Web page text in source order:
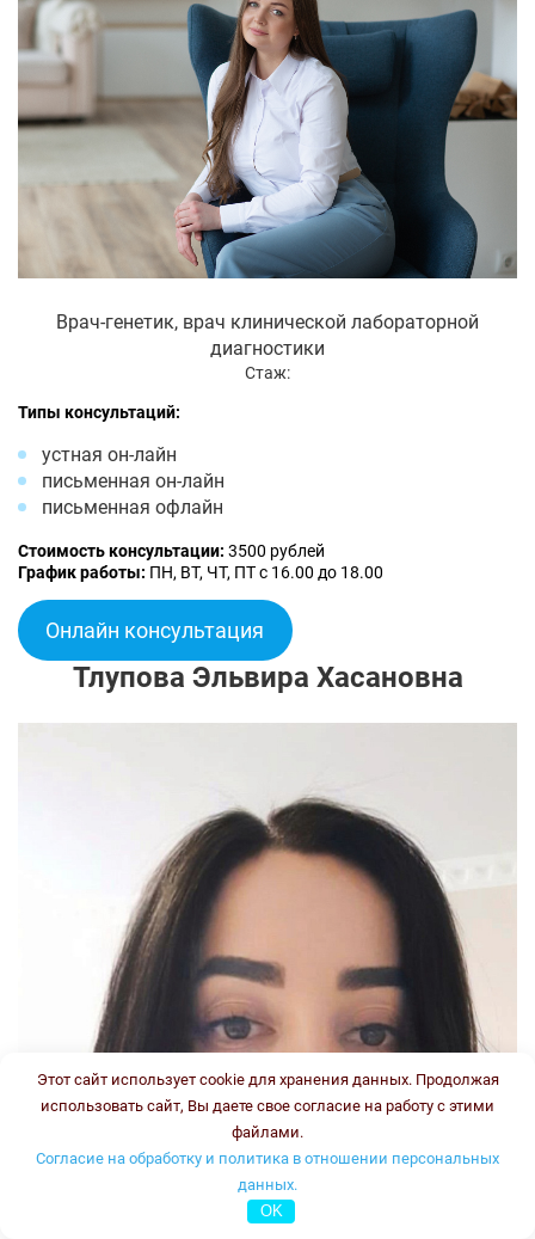
Врач-генетик, врач клинической лабораторной
диагностики
Стаж:
Типы консультаций:
устная он-лайн
письменная он-лайн
письменная офлайн
Стоимость консультации: 3500 рублей
График работы: ПН, ВТ, ЧТ, ПТ с 16.00 до 18.00
Онлайн консультация
Тлупова Эльвира Хасановна
Этот сайт использует cookie для хранения данных. Продолжая
использовать сайт, Вы даете свое согласие на работу с этими
файлами.
Согласие на обработку и политика в отношении персональных
данных.
OK